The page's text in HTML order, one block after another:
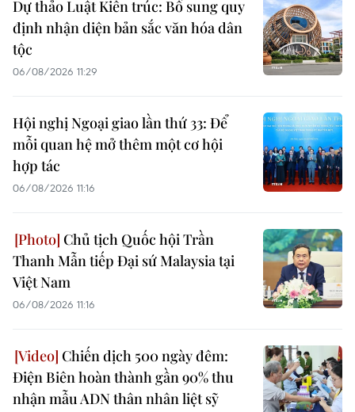
Dự thảo Luật Kiến trúc: Bổ sung quy
định nhận diện bản sắc văn hóa dân
tộc
06/08/2026 11:29
Hội nghị Ngoại giao lần thứ 33: Để
mỗi quan hệ mở thêm một cơ hội
hợp tác
06/08/2026 11:16
Chủ tịch Quốc hội Trần
Thanh Mẫn tiếp Đại sứ Malaysia tại
Việt Nam
06/08/2026 11:16
Chiến dịch 500 ngày đêm:
Điện Biên hoàn thành gần 90% thu
nhận mẫu ADN thân nhân liệt sỹ